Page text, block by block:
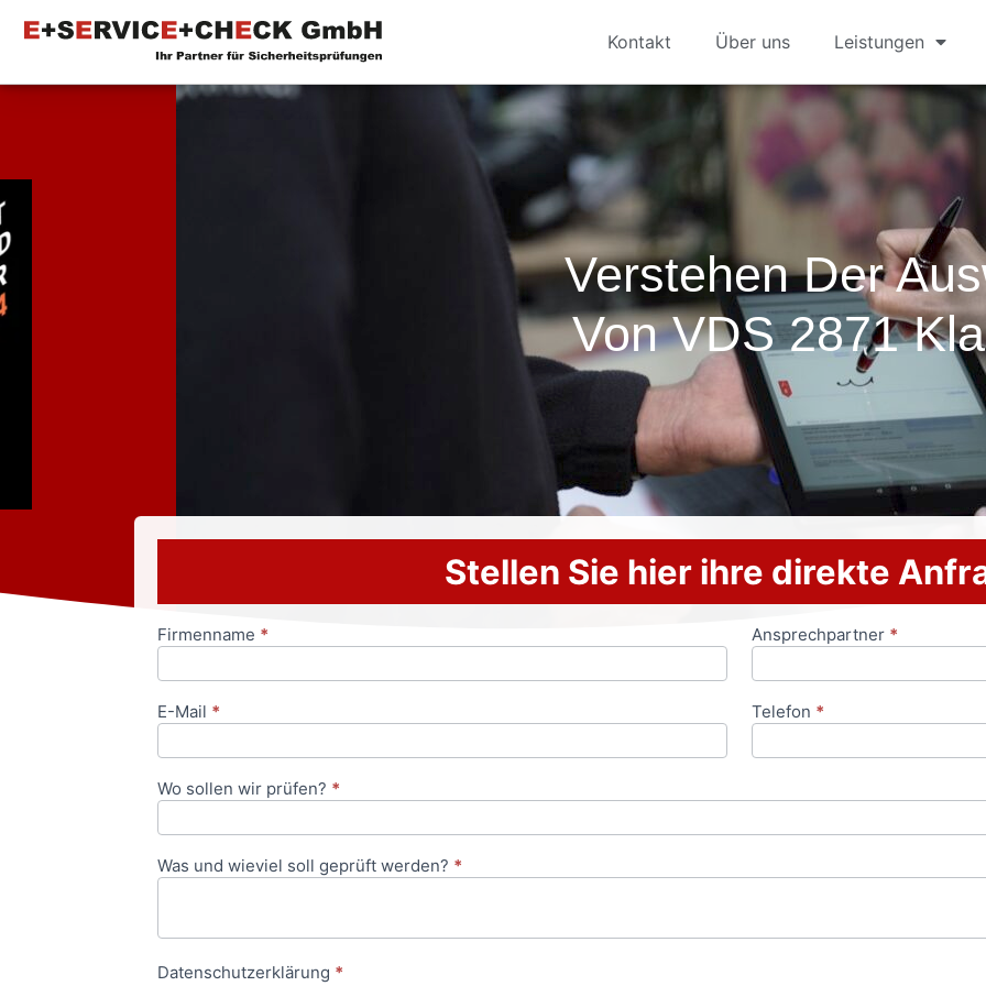
Kontakt Über uns Leistungen
Verstehen Der
Von VDS 2871
Stellen Sie hier ihre direkte
Anfrageformular
Firmenname * Ansprechpartner *
E-Mail * Telefon *
Wo sollen wir prüfen? *
Was und wieviel soll geprüft werden? *
Datenschutzerklärung *